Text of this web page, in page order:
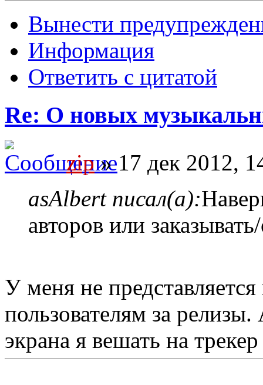
Вынести
Информация
Ответить с цитатой
Re: О новых
zip» 17 дек 2012,
asAlbert писал(а):
авторов или
У меня не
пользователям за
экрана я вешать на